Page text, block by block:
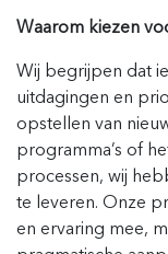
Waarom kiezen
Wij begrijpen dat
uitdagingen en
opstellen van
programma’s of
processen, wij
te leveren. Onze
en ervaring mee,